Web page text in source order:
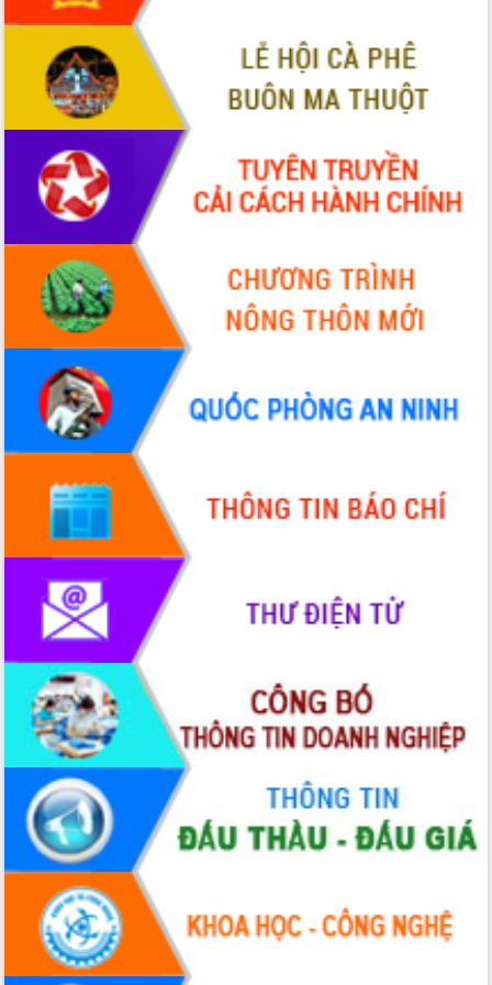
sầu riêng tại Đắk Lắk
Trình diễn nghệ thuật chế biến các
món ăn từ sầu riêng
Đắk Lắk công bố Quy hoạch và xúc
tiến đầu tư tỉnh
Ngành cá ngừ Đắk Lắk chủ động thích
ứng để giữ vững thị trường xuất khẩu
Diễn đàn Kinh tế tư nhân Việt Nam đột
phá cơ chế - Hợp tác công tư
Đề án 06 tạo bước ngoặt đột phá trong
cải cách hành chính tỉnh Đắk Lắk
Kết nối tour, đẩy mạnh chuyển đổi số
để phát triển du lịch Đắk Lắk
Khởi động Dự án Đầu tư xây dựng hạ
tầng kỹ thuật Cụm công nghiệp Tân
Gặp mặt các cơ quan báo chí nhân Kỷ
niệm 101 năm Ngày Báo chí Cách
mạng Việt Nam
Đắk Lắk sơ kết 4 năm triển khai thực
hiện Đề án 06 của Chính phủ
Họp báo thông tin về Hội nghị Công bố
Quy hoạch và Xúc tiến đầu tư tỉnh Đắk
Khơi thông điểm nghẽn, đẩy nhanh
giải ngân vốn khắc phục thiên tai
HĐND tỉnh thông qua điều chỉnh Quy
hoạch tỉnh thời kỳ 2021-2030
Hội thảo góp ý hồ sơ điều chỉnh quy
hoạch tỉnh Đắk Lắk thời kỳ 2021-2030,
tầm nhìn đến năm 2050
Nâng cao hiệu quả hoạt động của các
doanh nghiệp nhà nước
Hội nghị triển khai kết nối mạng
truyền số liệu chuyên dùng phục vụ cơ
quan Đảng, Nhà nước
Lễ phát động chuỗi hoạt động chung
tay làm sạch môi trường
Xã Ea Kar bước chuyển mình trong
công tác cải cách hành chính mô hình
mới